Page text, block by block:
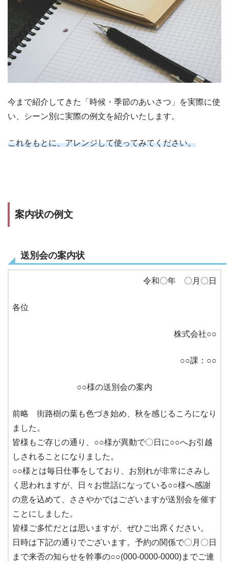
今まで紹介してきた「時候・季節のあいさつ」を実際に使
い、シーン別に実際の例文を紹介いたします。
これをもとに、アレンジして使ってみてください。
案内状の例文
送別会の案内状
令和〇年 〇月〇日
各位
株式会社○○
○○課：○○
○○様の送別会の案内
前略 街路樹の葉も色づき始め、秋を感じるころになり
ました。
皆様もご存じの通り、○○様が異動で〇日に○○へお引越
しされることになりました。
○○様とは毎日仕事をしており、お別れが非常にさみし
く思われますが、日々お世話になっている○○様へ感謝
の意を込めて、ささやかではございますが送別会を催す
ことにしました。
皆様ご多忙だとは思いますが、ぜひご出席ください。
日時は下記の通りでございます。予約の関係で〇月〇日
まで来否の知らせを幹事の○○(000-0000-0000)までご連